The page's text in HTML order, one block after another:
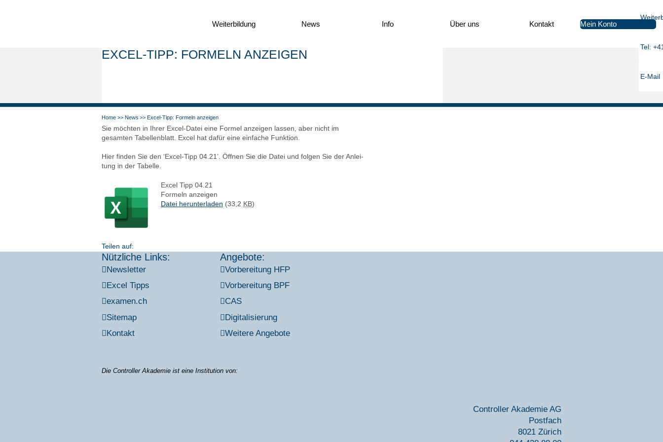
Wei­ter­bil­dung News Info Über uns Kon­takt Mein Konto
Tel:
E-Mail
EXCEL-TIPP: FOR­MELN ANZEI­GEN
Home News Excel-Tipp: For­meln anzei­gen
Sie möch­ten in Ihrer Excel-Datei eine For­mel anzei­gen las­sen, aber nicht im
gesam­ten Tabel­len­blatt. Excel hat dafür eine ein­fa­che Funk­ti­on.
Hier fin­den Sie den ‘Excel-Tipp 04.21’. Öff­nen Sie die Datei und fol­gen Sie der Anlei­
tung in der Tabel­le.
Excel Tipp 04.21
For­meln anzei­gen
Datei her­un­ter­la­den (33,2 KB)
Teilen auf:
Con­trol­ler Aka­de­mie AG
Post­fach
8021 Zürich
Nützliche Links:
News­let­ter
Excel Tipps
examen.ch
Site­map
Kon­takt
Angebote:
Vor­be­rei­tung HFP
Vor­be­rei­tung BPF
CAS
Digi­ta­li­sie­rung
Wei­te­re Ange­bo­te
Die Con­trol­ler Aka­de­mie ist eine Insti­tu­ti­on von: